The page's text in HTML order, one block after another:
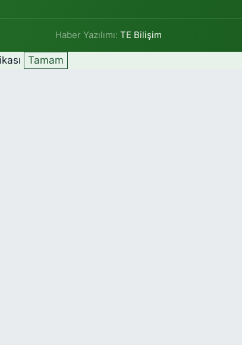
Haber Yazılımı:TE Bilişim
Tamam